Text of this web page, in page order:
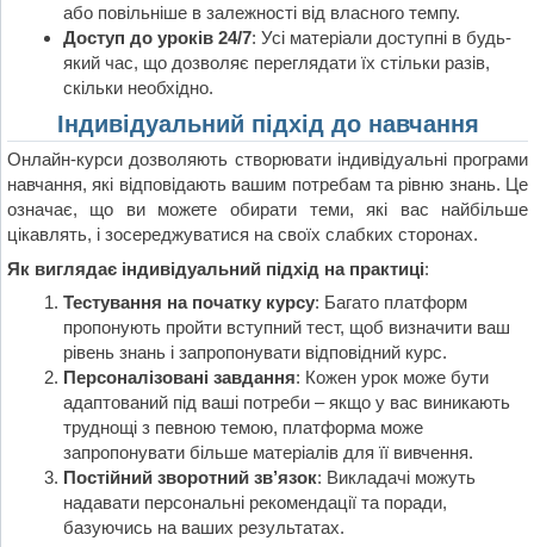
або повільніше в залежності від власного темпу.
Доступ до уроків 24/7: Усі матеріали доступні в будь-
який час, що дозволяє переглядати їх стільки разів,
скільки необхідно.
Індивідуальний підхід до навчання
Онлайн-курси дозволяють створювати індивідуальні програми
навчання, які відповідають вашим потребам та рівню знань. Це
означає, що ви можете обирати теми, які вас найбільше
цікавлять, і зосереджуватися на своїх слабких сторонах.
Як виглядає індивідуальний підхід на практиці:
Тестування на початку курсу: Багато платформ
пропонують пройти вступний тест, щоб визначити ваш
рівень знань і запропонувати відповідний курс.
Персоналізовані завдання: Кожен урок може бути
адаптований під ваші потреби – якщо у вас виникають
труднощі з певною темою, платформа може
запропонувати більше матеріалів для її вивчення.
Постійний зворотний зв’язок: Викладачі можуть
надавати персональні рекомендації та поради,
базуючись на ваших результатах.